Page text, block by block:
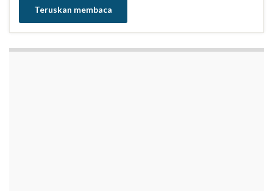
Teruskan membaca